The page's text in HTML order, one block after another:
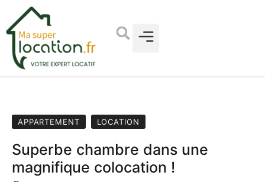
APPARTEMENT LOCATION
Superbe chambre dans une
magnifique colocation !